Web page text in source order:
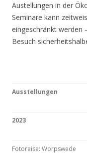
Austellungen in der
Seminare kann
eingeschränkt werden
Besuch
Ausstellungen
2023
Fotoreise: Worpswede